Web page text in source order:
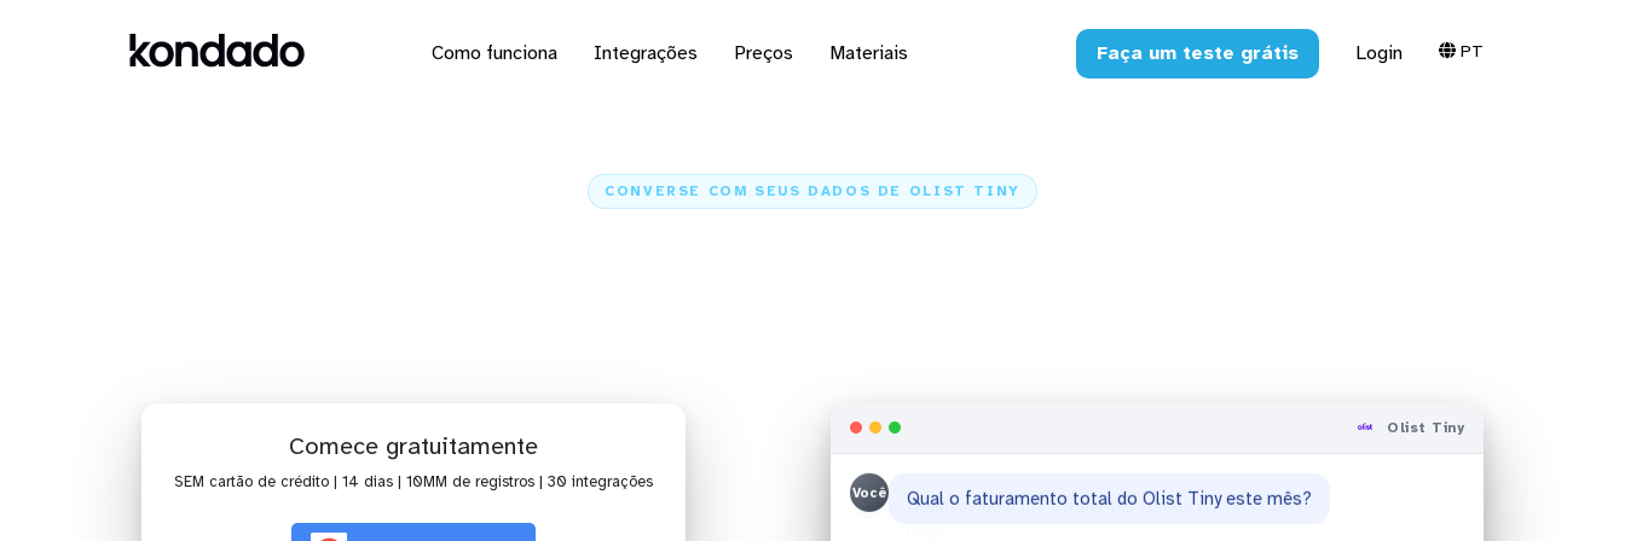
Como funciona Integrações Preços Materiais Faça um teste grátis Login PT
CONVERSE COM SEUS DADOS DE OLIST TINY
Comece gratuitamente
SEM cartão de crédito | 14 dias | 10MM de registros | 30 integrações
Olist Tiny
Você
Quantos pedidos pendentes temos no Olist Tiny